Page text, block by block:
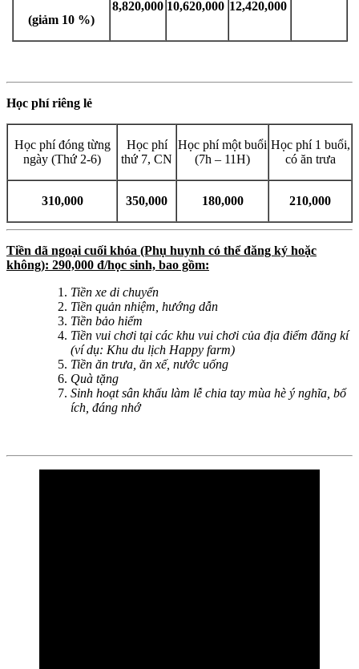
(giảm 10 %)
8,820,000 10,620,000 12,420,000
Học phí riêng lẻ
Học phí đóng từng
ngày (Thứ 2-6)
Học phí
thứ 7, CN
Học phí một buổi
(7h – 11H)
Học phí 1 buổi,
có ăn trưa
310,000 350,000 180,000 210,000
Tiền dã ngoại cuối khóa (Phụ huynh có thể đăng ký hoặc
không): 290,000 đ/học sinh, bao gồm:
Tiền xe di chuyển
Tiền quản nhiệm, hướng dẫn
Tiền bảo hiểm
Tiền vui chơi tại các khu vui chơi của địa điểm đăng kí
(ví dụ: Khu du lịch Happy farm)
Tiền ăn trưa, ăn xế, nước uống
Quà tặng
Sinh hoạt sân khấu làm lễ chia tay mùa hè ý nghĩa, bổ
ích, đáng nhớ